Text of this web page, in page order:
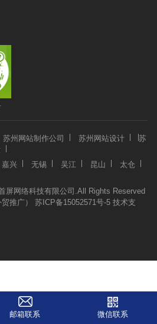
苏州网站制作公司 苏州网站设计
苏
嘉兴 无锡 吴江 昆山
太仓
屏网络科技有限公司.All Rights Reserved
推广）
苏ICP备15052571号-5 技术支
邮箱联系 微信联系